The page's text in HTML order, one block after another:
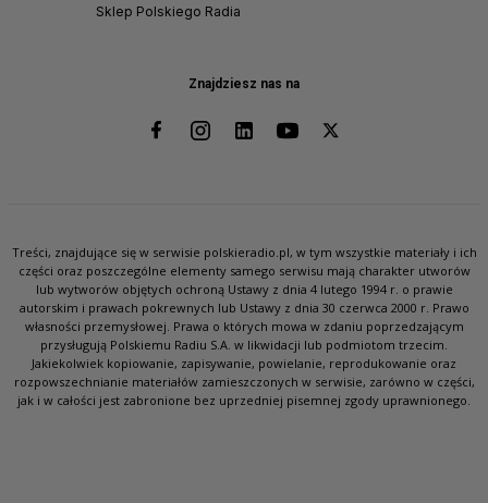
Znajdziesz nas na
Sklep Polskiego Radia
Treści, znajdujące się w serwisie polskieradio.pl, w tym wszystkie materiały i ich
części oraz poszczególne elementy samego serwisu mają charakter utworów
lub wytworów objętych ochroną Ustawy z dnia 4 lutego 1994 r. o prawie
autorskim i prawach pokrewnych lub Ustawy z dnia 30 czerwca 2000 r. Prawo
własności przemysłowej. Prawa o których mowa w zdaniu poprzedzającym
przysługują Polskiemu Radiu S.A. w likwidacji lub podmiotom trzecim.
Jakiekolwiek kopiowanie, zapisywanie, powielanie, reprodukowanie oraz
rozpowszechnianie materiałów zamieszczonych w serwisie, zarówno w części,
jak i w całości jest zabronione bez uprzedniej pisemnej zgody uprawnionego.